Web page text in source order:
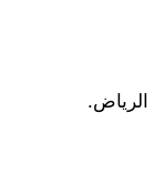
الرياض.